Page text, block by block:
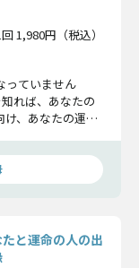
1,980円（税込）
っていません
れば、あなたの
、あなたの運命
と運命の人の出